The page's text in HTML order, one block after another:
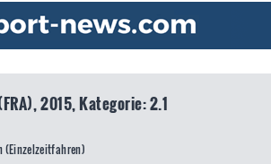
2015, Kategorie: 2.1
(Einzelzeitfahren)